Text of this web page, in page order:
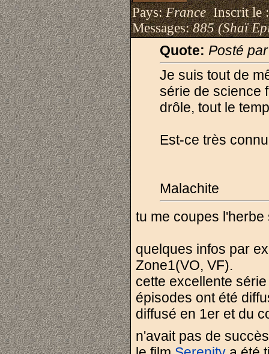
Pays:FranceInscrit le
Messages:885 (Shaï
Quote: Posté
Je suis tout de
série de science
drôle, tout le
Est-ce très
Malachite
tu me coupes
quelques infos par
Zone1(VO, VF).
cette excellente
épisodes ont été
diffusé en 1er et du
n'avait pas de